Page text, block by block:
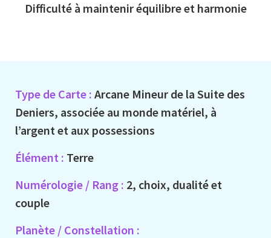
Difficulté à maintenir équilibre et harmonie
Type de Carte : Arcane Mineur de la Suite des
Deniers, associée au monde matériel, à
l’argent et aux possessions
Élément : Terre
Numérologie / Rang : 2, choix, dualité et
couple
Planète / Constellation :